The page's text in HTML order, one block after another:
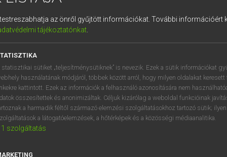
angol szótár
fn
ribillió
kavarodás
izgalom
keresése szótárainkban
az önről gyűjtött információkat. További információért
tájékoztatónkat.
statisztikai sütiket „teljesítménysütiknek” is nevezik. Ezek a sütik információkat
használatának módjáról, többek között arról, hogy milyen oldalakat keresett
kattintott. Ezek az információk a felhasználó azonosítására nem
összesítettek és anonimizáltak. Céljuk kizárólag a weboldal funkcióinak
a harmadik féltől származó elemzési szolgáltatásokhoz tartozó sütik;
a látogatóelemzések, a hőtérképek és a közösségi médiaanalitika.
1 szolgáltatás
DE CN FR ES IT NL
1 2 3 4 5 6 7 8 9
q w e r t z u i
a s d f g h j k l é
í y x c v b n m , .